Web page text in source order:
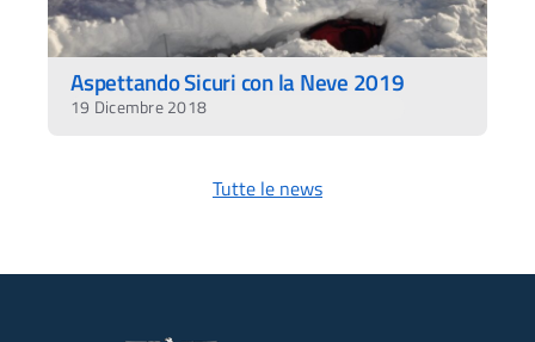
Aspettando Sicuri con la Neve 2019
19 Dicembre 2018
Tutte le news